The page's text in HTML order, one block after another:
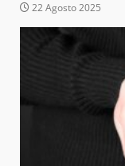
22 Agosto 2025